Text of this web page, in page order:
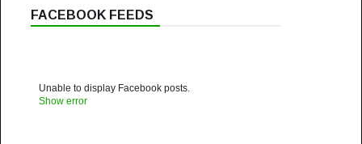
FACEBOOK FEEDS
Unable to display Facebook posts.
Show error